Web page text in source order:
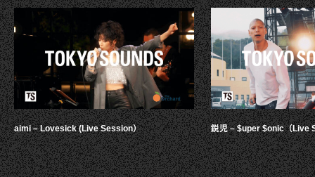
aimi – Lovesick (Live Session） 鋭児 – $uper $onic（Live